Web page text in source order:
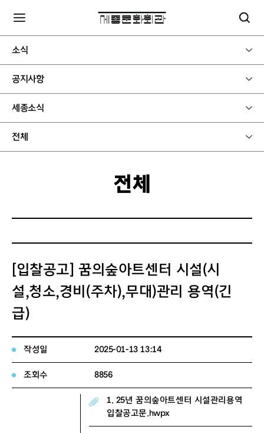
소식
공지사항
세종소식
전체
전체
[입찰공고] 꿈의숲아트센터 시설(시
설,청소,경비(주차),무대)관리 용역(긴
급)
작성일 2025-01-13 13:14
조회수 8856
1. 25년 꿈의숲아트센터 시설관리용역
입찰공고문.hwpx